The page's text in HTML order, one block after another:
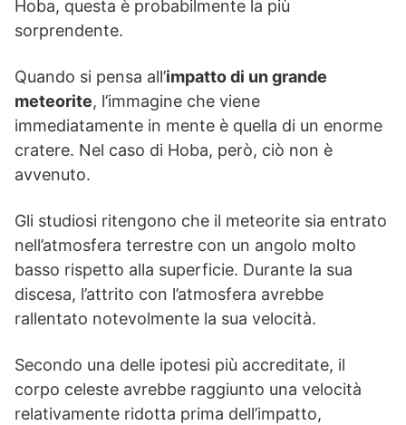
Hoba, questa è probabilmente la più
sorprendente.
Quando si pensa all’impatto di un grande
meteorite, l’immagine che viene
immediatamente in mente è quella di un enorme
cratere. Nel caso di Hoba, però, ciò non è
avvenuto.
Gli studiosi ritengono che il meteorite sia entrato
nell’atmosfera terrestre con un angolo molto
basso rispetto alla superficie. Durante la sua
discesa, l’attrito con l’atmosfera avrebbe
rallentato notevolmente la sua velocità.
Secondo una delle ipotesi più accreditate, il
corpo celeste avrebbe raggiunto una velocità
relativamente ridotta prima dell’impatto,